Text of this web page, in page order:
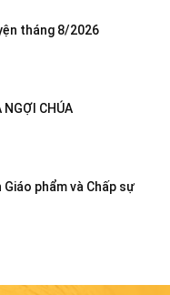
tháng 8/2026
NGỢI CHÚA
Giáo phẩm và Chấp sự